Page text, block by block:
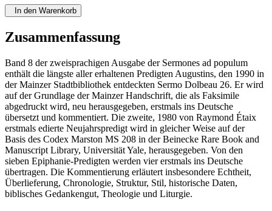
In den Warenkorb
Zusammenfassung
Band 8 der zweisprachigen Ausgabe der Sermones ad populum
enthält die längste aller erhaltenen Predigten Augustins, den 1990 in
der Mainzer Stadtbibliothek entdeckten Sermo Dolbeau 26. Er wird
auf der Grundlage der Mainzer Handschrift, die als Faksimile
abgedruckt wird, neu herausgegeben, erstmals ins Deutsche
übersetzt und kommentiert. Die zweite, 1980 von Raymond Étaix
erstmals edierte Neujahrspredigt wird in gleicher Weise auf der
Basis des Codex Marston MS 208 in der Beinecke Rare Book and
Manuscript Library, Universität Yale, herausgegeben. Von den
sieben Epiphanie-Predigten werden vier erstmals ins Deutsche
übertragen. Die Kommentierung erläutert insbesondere Echtheit,
Überlieferung, Chronologie, Struktur, Stil, historische Daten,
biblisches Gedankengut, Theologie und Liturgie.